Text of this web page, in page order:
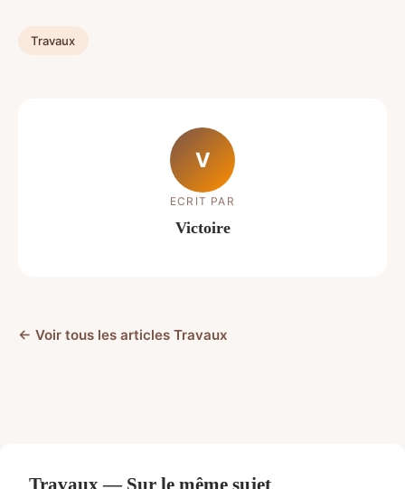
Travaux
V
ECRIT PAR
Victoire
← Voir tous les articles Travaux
Travaux — Sur le même sujet